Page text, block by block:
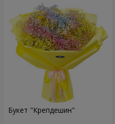
Букет "Крепдешин"